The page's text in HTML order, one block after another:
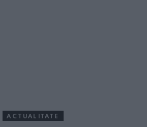
ACTUALITATE